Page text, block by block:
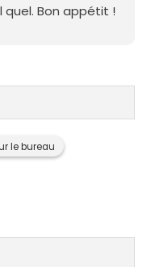
quel. Bon appétit !
le bureau